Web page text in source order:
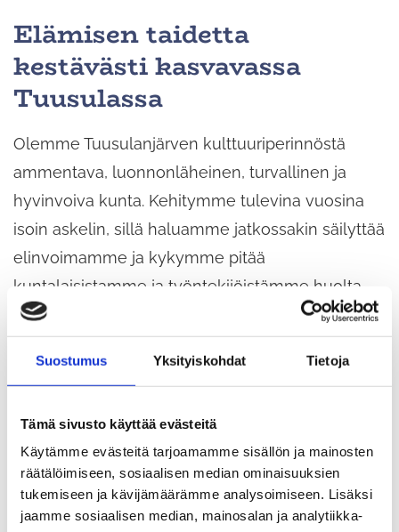
Suostumus Yksityiskohdat Tietoja
Tämä sivusto käyttää evästeitä
Käytämme evästeitä tarjoamamme sisällön ja mainosten
räätälöimiseen, sosiaalisen median ominaisuuksien
tukemiseen ja kävijämäärämme analysoimiseen. Lisäksi
jaamme sosiaalisen median, mainosalan ja analytiikka-
Elämisen taidetta
kestävästi kasvavassa
Tuusulassa
Olemme Tuusulanjärven kulttuuriperinnöstä
ammentava, luonnonläheinen, turvallinen ja
hyvinvoiva kunta. Kehitymme tulevina vuosina
isoin askelin, sillä haluamme jatkossakin säilyttää
elinvoimamme ja kykymme pitää
kuntalaisistamme ja työntekijöistämme huolta.
viittaa pelkästään historian siipien havinaan ja
korkeakulttuuriin, vaan siihen, että jokaisella
asukkaallamme ja työntekijällämme on
mahdollisuus kasvaa täyteen potentiaalinsa –